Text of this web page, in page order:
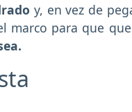
y, en vez de
marco para que